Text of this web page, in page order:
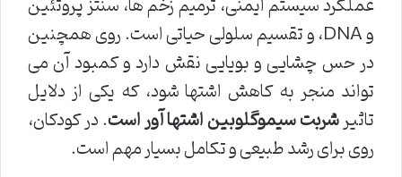
و DNA، و تقسیم سلولی حیاتی است. روی همچنین
در حس چشایی و بویایی نقش دارد و کمبود آن می
تواند منجر به کاهش اشتها شود، که یکی از دلایل
تاثیرشربت سیموگلوبین اشتها آور است. در کودکان،
روی برای رشد طبیعی و تکامل بسیار مهم است.